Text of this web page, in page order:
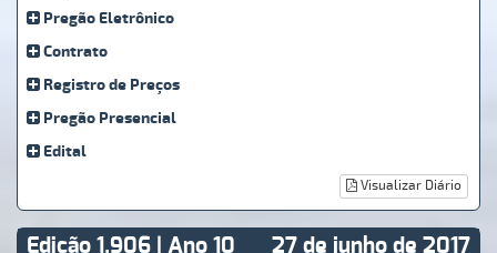
Pregão Eletrônico
Contrato
Registro de Preços
Pregão Presencial
Edital
Visualizar Diário
Edição 1.906 | Ano 10 27 de junho de 2017